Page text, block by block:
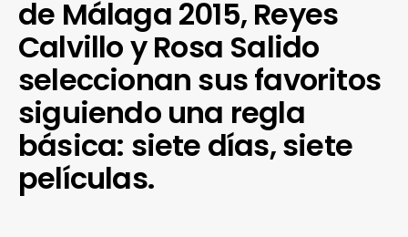
de Málaga 2015, Reyes
Calvillo y Rosa Salido
seleccionan sus favoritos
siguiendo una regla
básica: siete días, siete
películas.